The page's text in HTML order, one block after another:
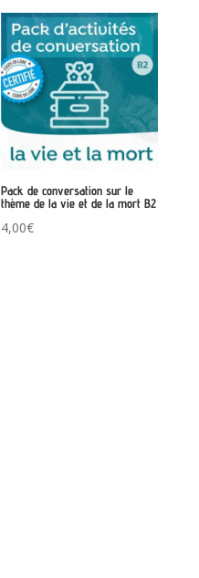
Pack de conversation sur le
thème de la vie et de la mort B2
4,00€